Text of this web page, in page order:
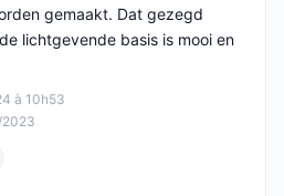
à 10h53
2023
gemaakt. Dat gezegd
lichtgevende basis is mooi en